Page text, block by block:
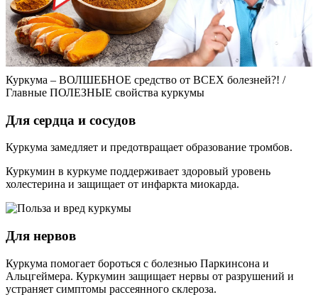
Куркума – ВОЛШЕБНОЕ средство от ВСЕХ болезней?! /
Главные ПОЛЕЗНЫЕ свойства куркумы
Для сердца и сосудов
Куркума замедляет и предотвращает образование тромбов.
Куркумин в куркуме поддерживает здоровый уровень
холестерина и защищает от инфаркта миокарда.
Для нервов
Куркума помогает бороться с болезнью Паркинсона и
Альцгеймера. Куркумин защищает нервы от разрушений и
устраняет симптомы рассеянного склероза.